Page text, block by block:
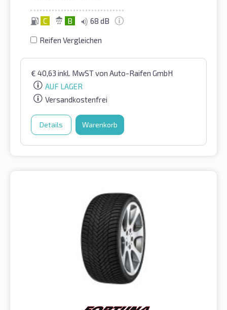
C B 68 dB
Reifen Vergleichen
€ 40,63 inkl. MwSTvon Auto-Raifen GmbH
AUF LAGER
Versandkostenfrei
Details Warenkorb